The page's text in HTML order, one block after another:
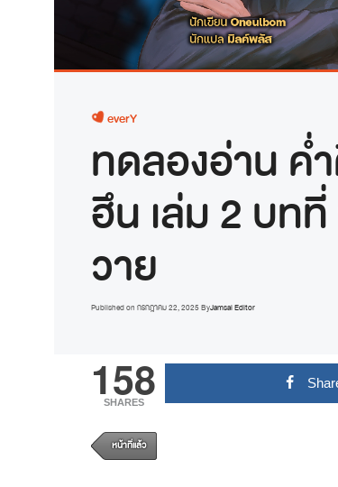
everY
ทดลองอ่าน ค่
ฮึน เล่ม 2 บท
วาย
Published on กรกฎาคม 22, 2025 ByJamsai Editor
158
SHARES
หน้าที่แล้ว